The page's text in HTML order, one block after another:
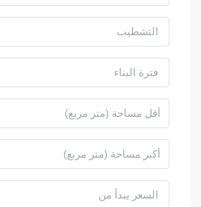
التشطيب
فترة البناء
السعر يبدأ من